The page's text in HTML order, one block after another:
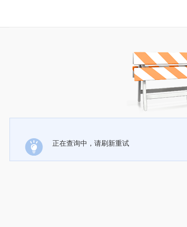
正在查询中，请刷新重试